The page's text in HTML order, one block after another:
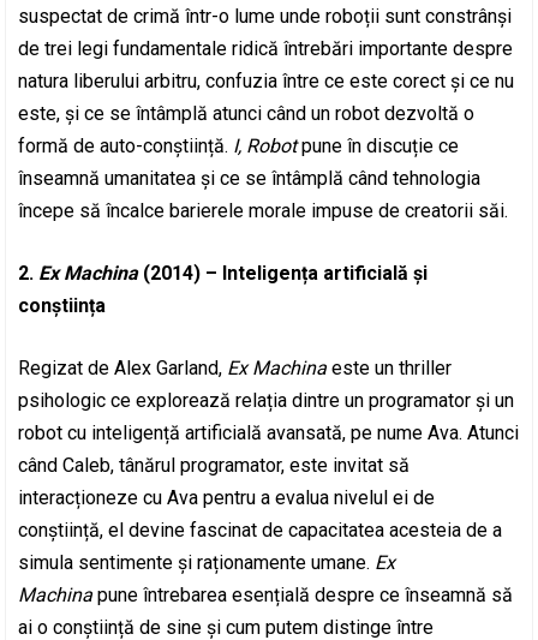
suspectat de crimă într-o lume unde roboții sunt constrânși
de trei legi fundamentale ridică întrebări importante despre
natura liberului arbitru, confuzia între ce este corect și ce nu
este, și ce se întâmplă atunci când un robot dezvoltă o
formă de auto-conștiință. I, Robotpune în discuție ce
înseamnă umanitatea și ce se întâmplă când tehnologia
începe să încalce barierele morale impuse de creatorii săi.
2. Ex Machina(2014) – Inteligența artificială și
conștiința
Regizat de Alex Garland, Ex Machina este un thriller
psihologic ce explorează relația dintre un programator și un
robot cu inteligență artificială avansată, pe nume Ava. Atunci
când Caleb, tânărul programator, este invitat să
interacționeze cu Ava pentru a evalua nivelul ei de
conștiință, el devine fascinat de capacitatea acesteia de a
simula sentimente și raționamente umane. Ex
Machina pune întrebarea esențială despre ce înseamnă să
ai o conștiință de sine și cum putem distinge între